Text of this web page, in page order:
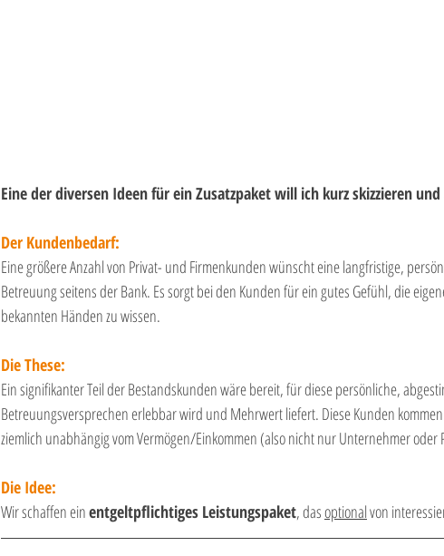
Eine der diversen Ideen für ein Zusatzpaket will ich kurz skizzieren
Der Kundenbedarf:
Eine größere Anzahl von Privat- und Firmenkunden wünscht eine langfristige,
Betreuung seitens der Bank. Es sorgt bei den Kunden für ein gutes Gefühl, die
bekannten Händen zu wissen.
Die These:
Ein signifikanter Teil der Bestandskunden wäre bereit, für diese persönliche,
Betreuungsversprechen erlebbar wird und Mehrwert liefert. Diese Kunden
ziemlich unabhängig vom Vermögen/Einkommen (also nicht nur Unternehmer oder
Die Idee:
Wir schaffen ein entgeltpflichtiges Leistungspaket, das optional von